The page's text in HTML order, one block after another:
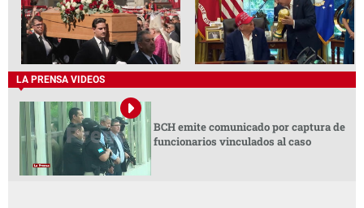
LA PRENSA VIDEOS
BCH emite comunicado por captura de
funcionarios vinculados al caso